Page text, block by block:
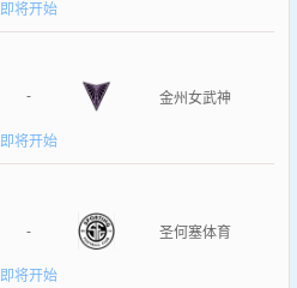
即将开始
- 金州女武神
即将开始
- 圣何塞体育
即将开始